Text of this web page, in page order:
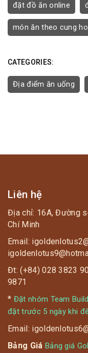
đặt đồ ăn online
món ăn theo cung
CATEGORIES:
Địa điểm ăn uống
Liên hệ
Địa chỉ: 16A, Đường
Chí Minh
Email:
Đt: (+84) 028 3823
9871
* Đặt nhóm Team
đặt trước 5 ngày khi
Email:
Bảng Giá Bảng giá